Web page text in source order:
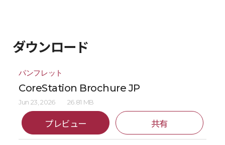
ダウンロード
パンフレット
CoreStation Brochure JP
Jun 23, 2026 26.81 MB
プレビュー 共有